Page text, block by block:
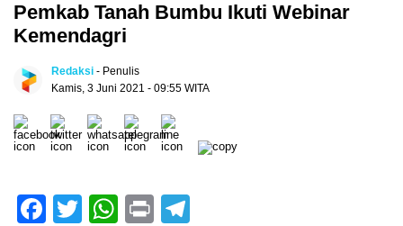
Pemkab Tanah Bumbu Ikuti Webinar
Kemendagri
Redaksi - Penulis
Kamis, 3 Juni 2021 - 09:55 WITA
Facebook
TwitterWhatsApp
Print